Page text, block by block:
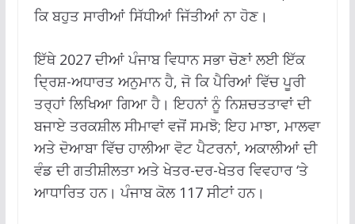
ਕਿ ਬਹੁਤ ਸਾਰੀਆਂ ਸਿੱਧੀਆਂ ਜਿੱਤੀਆਂ ਨਾ ਹੋਣ।
ਇੱਥੇ 2027 ਦੀਆਂ ਪੰਜਾਬ ਵਿਧਾਨ ਸਭਾ ਚੋਣਾਂ ਲਈ ਇੱਕ
ਦ੍ਰਿਸ਼-ਅਧਾਰਤ ਅਨੁਮਾਨ ਹੈ, ਜੋ ਕਿ ਪੈਰਿਆਂ ਵਿੱਚ ਪੂਰੀ
ਤਰ੍ਹਾਂ ਲਿਖਿਆ ਗਿਆ ਹੈ। ਇਹਨਾਂ ਨੂੰ ਨਿਸ਼ਚਤਤਾਵਾਂ ਦੀ
ਬਜਾਏ ਤਰਕਸ਼ੀਲ ਸੀਮਾਵਾਂ ਵਜੋਂ ਸਮਝੋ; ਇਹ ਮਾਝਾ, ਮਾਲਵਾ
ਅਤੇ ਦੋਆਬਾ ਵਿੱਚ ਹਾਲੀਆ ਵੋਟ ਪੈਟਰਨਾਂ, ਅਕਾਲੀਆਂ ਦੀ
ਵੰਡ ਦੀ ਗਤੀਸ਼ੀਲਤਾ ਅਤੇ ਖੇਤਰ-ਦਰ-ਖੇਤਰ ਵਿਵਹਾਰ ‘ਤੇ
ਆਧਾਰਿਤ ਹਨ। ਪੰਜਾਬ ਕੋਲ 117 ਸੀਟਾਂ ਹਨ।